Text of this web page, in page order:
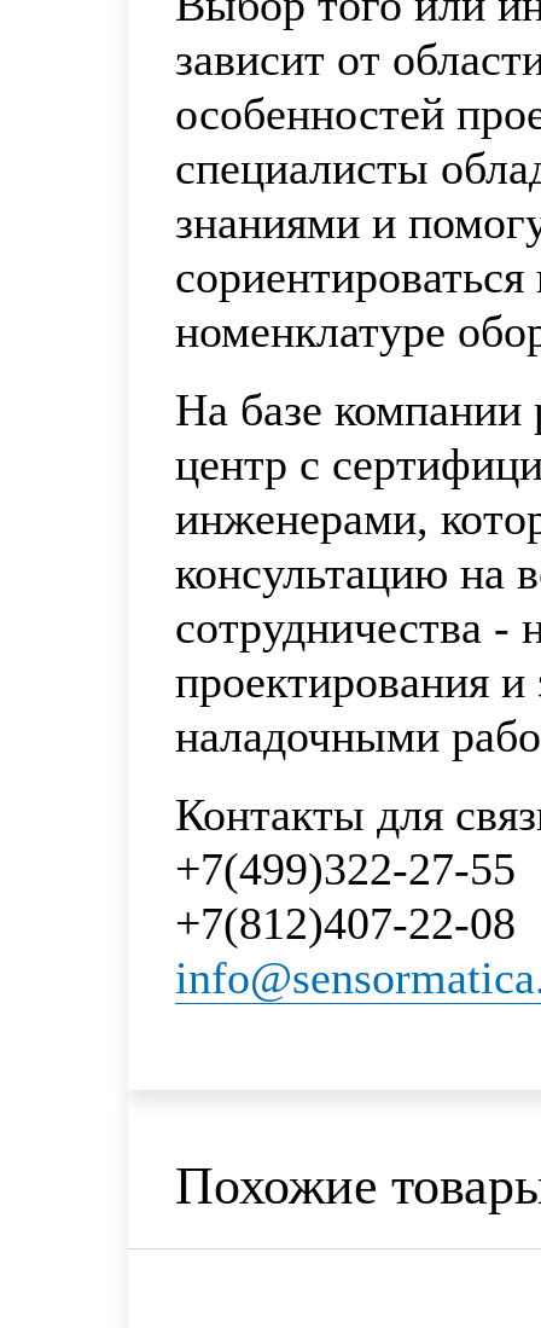
зависит от
особенностей
специалисты
знаниями и
номенклатуре
На базе компании
центр с
инженерами,
консультацию на
сотрудничества -
проектирования и
наладочными
Контакты для
+7(499)322-27-55
+7(812)407-22-08
Похожие